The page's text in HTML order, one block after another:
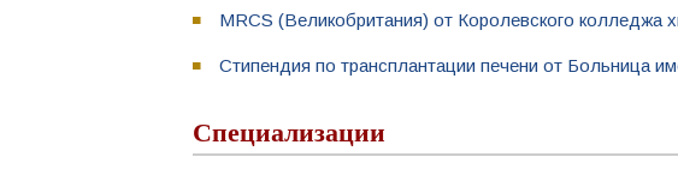
MRCS (Великобритания) от Королевского колледжа
Стипендия по трансплантации печени от Больница
Специализации